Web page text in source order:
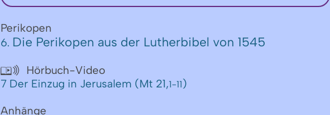
Perikopen
6. Die Perikopen aus der Lutherbibel von 1545

Hörbuch-Video
7 Der Einzug in Jerusalem (Mt 21,1-11)
Anhänge